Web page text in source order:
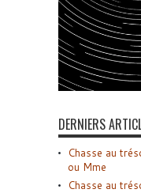
DERNIERS
Chasse au
ou Mme
Chasse au